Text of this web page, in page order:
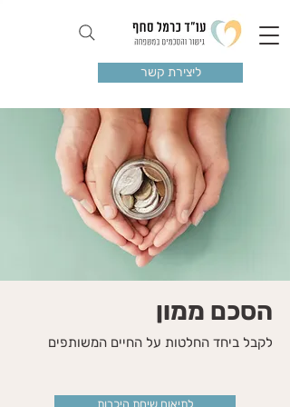
ליצירת קשר
הסכם ממון
לקבל ביחד החלטות על החיים המשותפים
לתיאום שיחת היכרות